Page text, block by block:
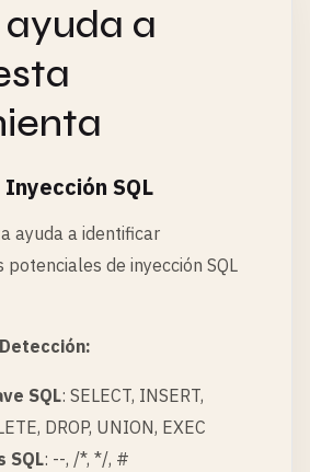
a
SQL
ayuda a identificar
de inyección SQL
SQL: SELECT, INSERT,
DROP, UNION, EXEC
SQL: --, /*, */, #